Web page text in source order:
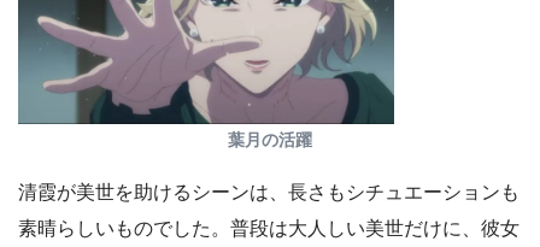
葉月の活躍
清霞が美世を助けるシーンは、長さもシチュエーションも
素晴らしいものでした。普段は大人しい美世だけに、彼女